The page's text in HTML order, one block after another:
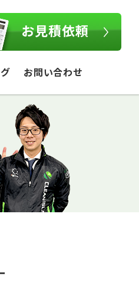
お見積依頼
お問い合わせ